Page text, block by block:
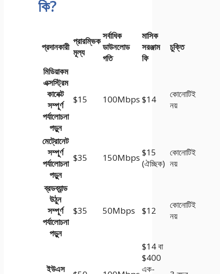
কি?
প্রদানকারী
প্রারম্ভিক
মূল্য
সর্বাধিক
ডাউনলোড
গতি
মাসিক
সরঞ্জাম
ফি
চুক্তি
মিডিয়াকম
এক্সস্ট্রিম
কানেক্ট
সম্পূর্ণ
পর্যালোচনা
পড়ুন
$15 100Mbps $14
কোনোটিই
নয়
মেট্রোনেট
সম্পূর্ণ
পর্যালোচনা
পড়ুন
$35 150Mbps $15
(ঐচ্ছিক)
কোনোটিই
নয়
ব্রডব্যান্ড
উঠুন
সম্পূর্ণ
পর্যালোচনা
পড়ুন
$35 50Mbps $12
কোনোটিই
নয়
ইউএস
$14 বা
$400
এক-